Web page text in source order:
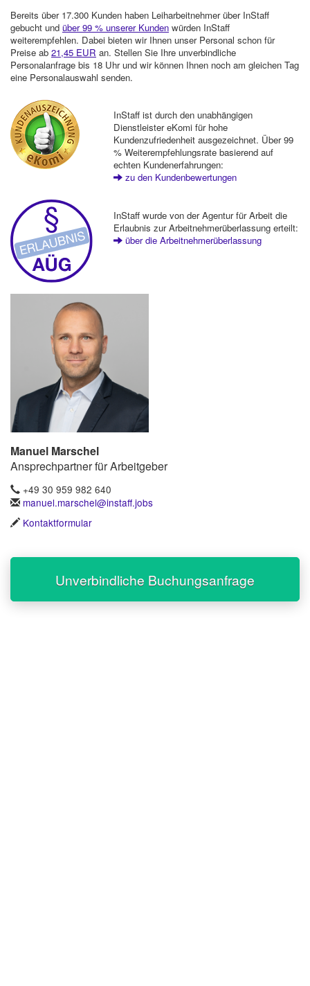
Bereits über 17.300 Kunden haben Leiharbeitnehmer über InStaff
gebucht und über 99 % unserer Kunden würden InStaff
weiterempfehlen. Dabei bieten wir Ihnen unser Personal schon für
Preise ab 21,45 EUR an. Stellen Sie Ihre unverbindliche
Personalanfrage bis 18 Uhr und wir können Ihnen noch am gleichen Tag
eine Personalauswahl senden.
InStaff ist durch den unabhängigen
Dienstleister eKomi für hohe
Kundenzufriedenheit ausgezeichnet. Über 99
% Weiterempfehlungsrate basierend auf
echten Kundenerfahrungen:
zu den Kundenbewertungen
InStaff wurde von der Agentur für Arbeit die
Erlaubnis zur Arbeitnehmerüberlassung erteilt:
über die Arbeitnehmerüberlassung
Manuel Marschel
Ansprechpartner für Arbeitgeber
+49 30 959 982 640
manuel.marschel@instaff.jobs
Kontaktformular
Unverbindliche Buchungsanfrage